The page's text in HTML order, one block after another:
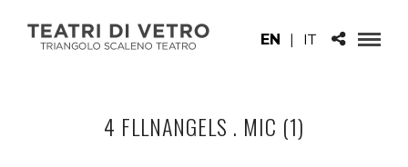
EN | IT
4 FLLNANGELS . MIC (1)